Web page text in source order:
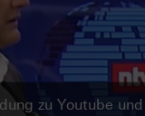
zu Youtube